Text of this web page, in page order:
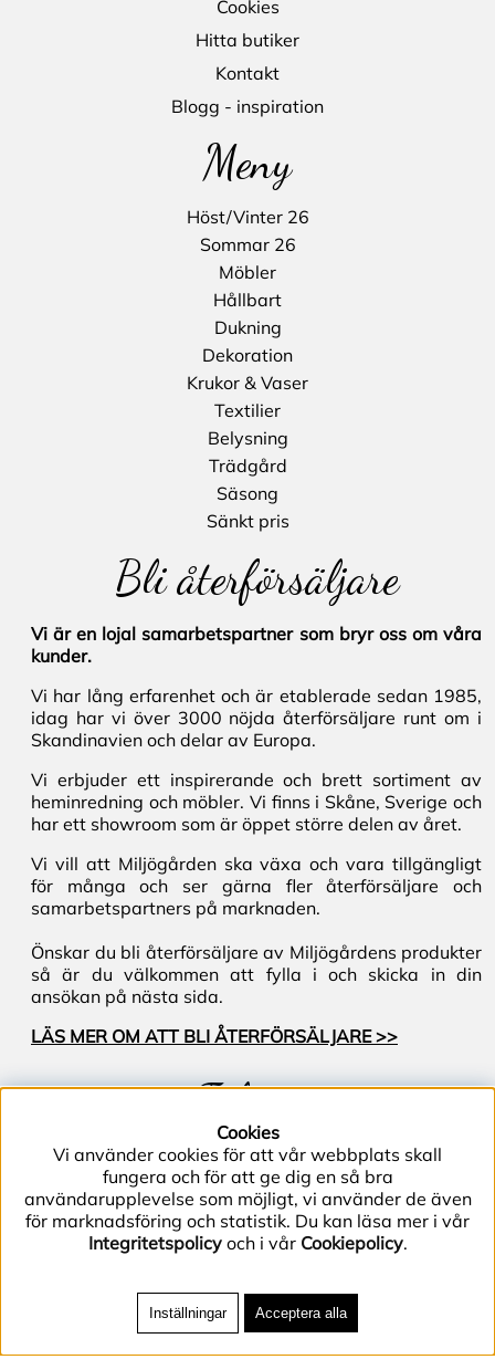
Cookies
Hitta butiker
Kontakt
Blogg - inspiration
Meny
Höst/Vinter 26
Sommar 26
Möbler
Hållbart
Dukning
Dekoration
Krukor & Vaser
Textilier
Belysning
Trädgård
Säsong
Sänkt pris
Bli återförsäljare
Vi är en lojal samarbetspartner som bryr oss om våra
kunder.
Vi har lång erfarenhet och är etablerade sedan 1985,
idag har vi över 3000 nöjda återförsäljare runt om i
Skandinavien och delar av Europa.
Vi erbjuder ett inspirerande och brett sortiment av
heminredning och möbler. Vi finns i Skåne, Sverige och
har ett showroom som är öppet större delen av året.
Vi vill att Miljögården ska växa och vara tillgängligt
för många och ser gärna fler återförsäljare och
samarbetspartners på marknaden.
Önskar du bli återförsäljare av Miljögårdens produkter
så är du välkommen att fylla i och skicka in din
ansökan på nästa sida.
LÄS MER OM ATT BLI ÅTERFÖRSÄLJARE >>
Följ oss
Telefon (+46) 40–40 86 40 | E-post
info@miljogarden.com
| Bolagsgatan 2, 233 51
Svedala
Cookies
Vi använder cookies för att vår webbplats skall
fungera och för att ge dig en så bra
användarupplevelse som möjligt, vi använder de även
för marknadsföring och statistik. Du kan läsa mer i vår
Integritetspolicyoch i vår Cookiepolicy.
Inställningar Acceptera alla